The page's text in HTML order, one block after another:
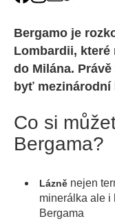
Bergamo je
Lombardii, které
do Milána.
byť mezinárodní
Co si
Bergama?
Lázně nejen
minerálka ale i
Bergama